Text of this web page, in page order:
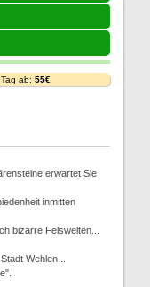
ab: 55€
erwartet Sie
inmitten
bizarre Felswelten...
Wehlen...